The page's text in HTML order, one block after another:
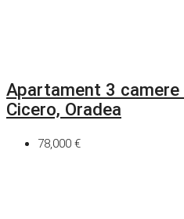
Apartament 3 camere
Cicero, Oradea
78,000 €